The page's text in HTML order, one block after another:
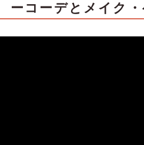
ーコーデとメイク